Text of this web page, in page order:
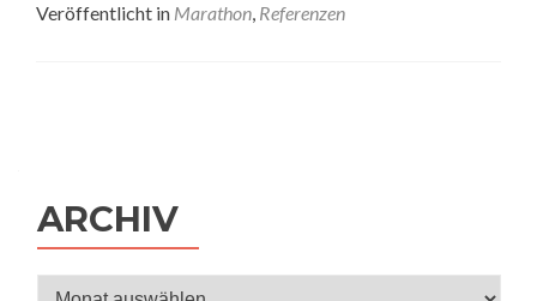
Veröffentlicht in Marathon, Referenzen
ARCHIV
Archiv